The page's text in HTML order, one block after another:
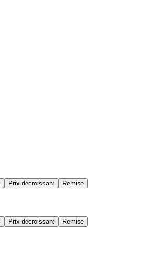
Prix décroissant Remise
Prix décroissant Remise